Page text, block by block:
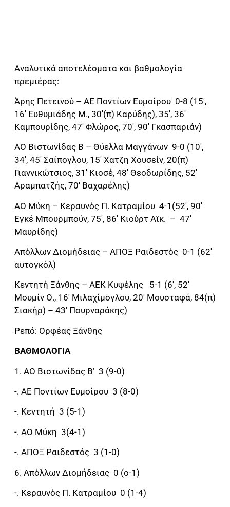
Αναλυτικά αποτελέσματα και βαθμολογία
πρεμιέρας:
Άρης Πετεινού – ΑΕ Ποντίων Ευμοίρου 0-8 (15′,
16′ Ευθυμιάδης Μ., 30′(π) Καρύδης), 35′, 36′
Καμπουρίδης, 47′ Φλώρος, 70′, 90′ Γκασπαριάν)
ΑΟ Βιστωνίδας Β – Θύελλα Μαγγάνων 9-0 (10′,
34′, 45′ Σαίπογλου, 15′ Χατζη Χουσείν, 20(π)
Γιαννικώτσιος, 31′ Κιοσέ, 48′ Θεοδωρίδης, 52′
Αραμπατζής, 70′ Βαχαρέλης)
ΑΟ Μύκη – Κεραυνός Π. Κατραμίου 4-1(52′, 90′
Εγκέ Μπουρμπούν, 75′, 86′ Κιούρτ Αϊκ. – 47′
Μαυρίδης)
Απόλλων Διομήδειας – ΑΠΟΞ Ραιδεστός 0-1 (62′
αυτογκόλ)
Κεντητή Ξάνθης – ΑΕΚ Κυψέλης 5-1 (6′, 52′
Μουμίν Ο., 16′ Μιλαχίμογλου, 20′ Μουσταφά, 84(π)
Σιακήρ) – 43′ Πουρναράκης)
Ρεπό: Ορφέας Ξάνθης
ΒΑΘΜΟΛΟΓΙΑ
1. ΑΟ Βιστωνίδας Β’ 3 (9-0)
-. ΑΕ Ποντίων Ευμοίρου 3 (8-0)
-. Κεντητή 3 (5-1)
-. ΑΟ Μύκη 3(4-1)
-. ΑΠΟΞ Ραιδεστός 3 (1-0)
6. Απόλλων Διομήδειας 0 (ο-1)
-. Κεραυνός Π. Κατραμίου 0 (1-4)